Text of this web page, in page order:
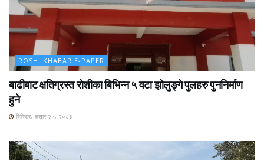
ROSHI KHABAR E-PAPER
बाढीबाट क्षतिग्रस्त रोशीका बिभिन्न ५ वटा झोलुङ्गे पुलहरु पुननिर्माण
हुने
बिहिबार, असार २५, २०८३